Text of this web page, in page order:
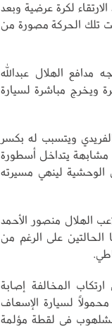
لكرة عرضية وبعد
تلك الحركة مصورة من
الهلال عبدالله
ويخرج مباشرة لسيارة
ويتسبب له بكسر
يتداخل أسطورة
الوحشية لينهي مسيرته
الهلال منصور الأحمد
على الرغم من
المخالفة إصابة
لسيارة الإسعاف
الشلهوب في لقطة مؤلمة